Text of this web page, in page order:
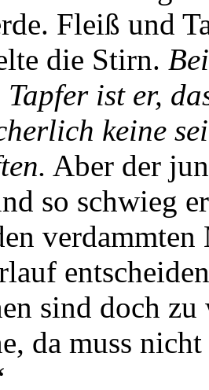
Fleiß und
die Stirn.
ist er,
keine
Aber der
so schwieg
sind doch zu
da muss